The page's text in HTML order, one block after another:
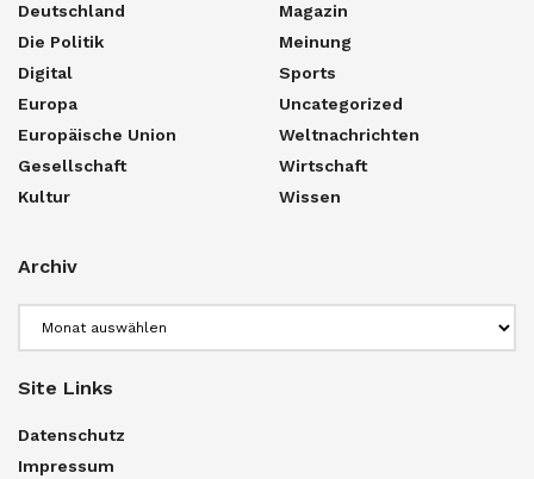
Deutschland
Die Politik
Digital
Europa
Europäische Union
Gesellschaft
Kultur
Magazin
Meinung
Sports
Uncategorized
Weltnachrichten
Wirtschaft
Wissen
Archiv
Site Links
Datenschutz
Impressum